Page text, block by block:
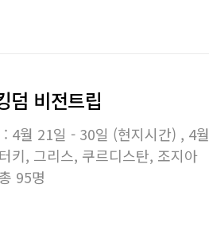
덤 비전트립
: 4월 21일 - 30일 (현지시간) , 4
터키, 그리스, 쿠르디스탄, 조지아
총 95명